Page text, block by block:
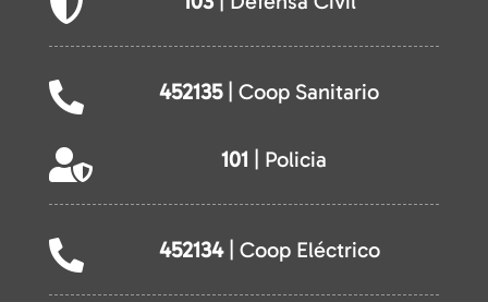
 452135| Coop Sanitario
 101 | Policia
 452134| Coop Eléctrico